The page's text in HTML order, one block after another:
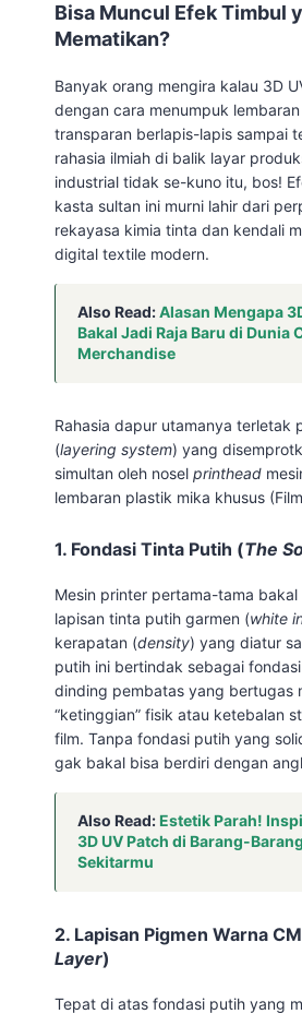
Bisa Muncul Efek Timbul
Mematikan?
Banyak orang mengira kalau 3D
dengan cara menumpuk
transparan berlapis-lapis sampai
rahasia ilmiah di balik layar
industrial tidak se-kuno itu, bos!
kasta sultan ini murni lahir dari
rekayasa kimia tinta dan kendali
digital textile modern.
Also Read:Alasan Mengapa
Bakal Jadi Raja Baru di Dunia
Merchandise
Rahasia dapur utamanya terletak
(layering system) yang
simultan oleh nosel printhead
lembaran plastik mika khusus
1. Fondasi Tinta Putih (The
Mesin printer pertama-tama
lapisan tinta putih garmen (white
kerapatan (density) yang diatur
putih ini bertindak sebagai
dinding pembatas yang bertugas
“ketinggian” fisik atau ketebalan
film. Tanpa fondasi putih yang
gak bakal bisa berdiri dengan
Also Read:Estetik Parah!
3D UV Patch di Barang-
Sekitarmu
2. Lapisan Pigmen Warna
Layer)
Tepat di atas fondasi putih yang